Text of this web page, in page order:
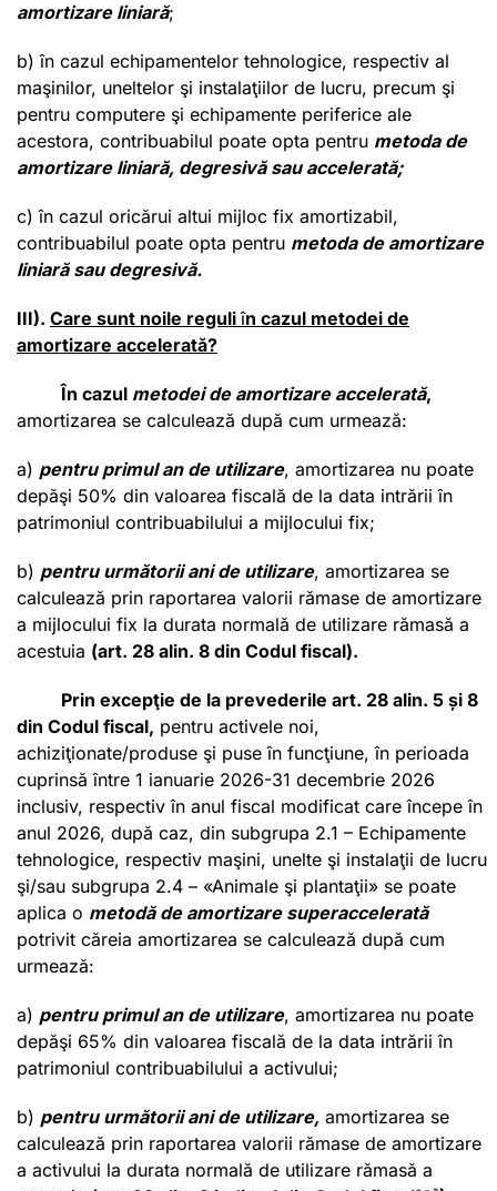
amortizare liniară;
b) în cazul echipamentelor tehnologice, respectiv al
maşinilor, uneltelor şi instalaţiilor de lucru, precum şi
pentru computere şi echipamente periferice ale
acestora, contribuabilul poate opta pentru metoda de
amortizare liniară, degresivă sau accelerată;
c) în cazul oricărui altui mijloc fix amortizabil,
contribuabilul poate opta pentru metoda de amortizare
liniară sau degresivă.
III). Care sunt noile reguliîn cazul metodei de
amortizare accelerată?
În cazul metodei de amortizare accelerată,
amortizarea se calculează după cum urmează:
a) pentru primul an de utilizare, amortizarea nu poate
depăşi 50% din valoarea fiscală de la data intrării în
patrimoniul contribuabilului a mijlocului fix;
b) pentru următorii ani de utilizare, amortizarea se
calculează prin raportarea valorii rămase de amortizare
a mijlocului fix la durata normală de utilizare rămasă a
acestuia (art. 28 alin. 8 din Codul fiscal).
Prin excepţie de la prevederile art. 28 alin. 5 și 8
din Codul fiscal, pentru activele noi,
achiziţionate/produse şi puse în funcţiune, în perioada
cuprinsă între 1 ianuarie 2026-31 decembrie 2026
inclusiv, respectiv în anul fiscal modificat care începe în
anul 2026, după caz, din subgrupa 2.1 – Echipamente
tehnologice, respectiv maşini, unelte şi instalaţii de lucru
şi/sau subgrupa 2.4 – «Animale şi plantaţii» se poate
aplica o metodă de amortizare superaccelerată
potrivit căreia amortizarea se calculează după cum
urmează:
a) pentru primul an de utilizare, amortizarea nu poate
depăşi 65% din valoarea fiscală de la data intrării în
patrimoniul contribuabilului a activului;
b) pentru următorii ani de utilizare, amortizarea se
calculează prin raportarea valorii rămase de amortizare
a activului la durata normală de utilizare rămasă a